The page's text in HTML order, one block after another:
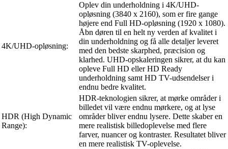
4K/UHD-opløsning:
Oplev din underholdning i 4K/UHD-
opløsning (3840 x 2160), som er fire gange
højere end Full HD-opløsning (1920 x 1080).
Åbn døren til en helt ny verden af kvalitet i
din underholdning og få alle detaljer leveret
med den bedste skarphed, præcision og
klarhed. UHD-opskaleringen sikrer, at du kan
opleve Full HD eller HD Ready
underholdning samt HD TV-udsendelser i
endnu bedre kvalitet.
HDR (High Dynamic
Range):
HDR-teknologien sikrer, at mørke områder i
billedet vil være endnu mørkere, og at lyse
områder bliver endnu lysere. Dette skaber en
mere realistisk billedoplevelse med flere
farver, nuancer og kontraster. Resultatet bliver
en mere realistisk TV-oplevelse.